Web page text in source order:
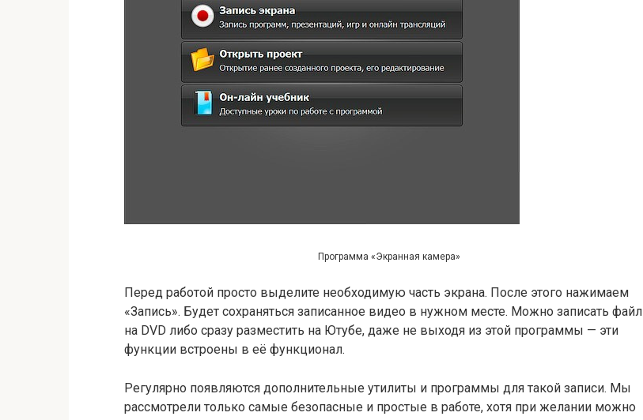
Программа «Экранная камера»
Перед работой просто выделите необходимую часть экрана. После этого нажимаем
«Запись». Будет сохраняться записанное видео в нужном месте. Можно записать файл
на DVD либо сразу разместить на Ютубе, даже не выходя из этой программы — эти
функции встроены в её функционал.
Регулярно появляются дополнительные утилиты и программы для такой записи. Мы
рассмотрели только самые безопасные и простые в работе, хотя при желании можно